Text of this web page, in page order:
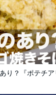
り？『ポテチ